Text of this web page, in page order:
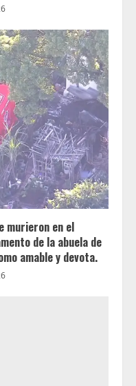
murieron en el
de la abuela de
amable y devota.